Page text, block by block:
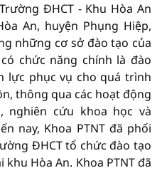
ĐHCT - Khu Hòa An
An, huyện Phụng Hiệp,
những cơ sở đào tạo của
chức năng chính là đào
lực phục vụ cho quá trình
thông qua các hoạt động
nghiên cứu khoa học và
nay, Khoa PTNT đã phối
ĐHCT tổ chức đào tạo
Hòa An. Khoa PTNT đã